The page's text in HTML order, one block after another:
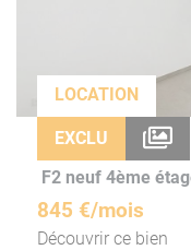
LOCATION
EXCLU
F2 neuf 4ème
845 €/mois
Découvrir ce bien